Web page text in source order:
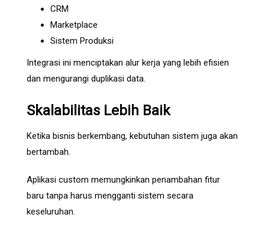
CRM
Marketplace
Sistem Produksi
Integrasi ini menciptakan alur kerja yang lebih efisien
dan mengurangi duplikasi data.
Skalabilitas Lebih Baik
Ketika bisnis berkembang, kebutuhan sistem juga akan
bertambah.
Aplikasi custom memungkinkan penambahan fitur
baru tanpa harus mengganti sistem secara
keseluruhan.